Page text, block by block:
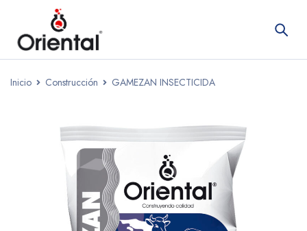
Inicio Construcción GAMEZAN INSECTICIDA